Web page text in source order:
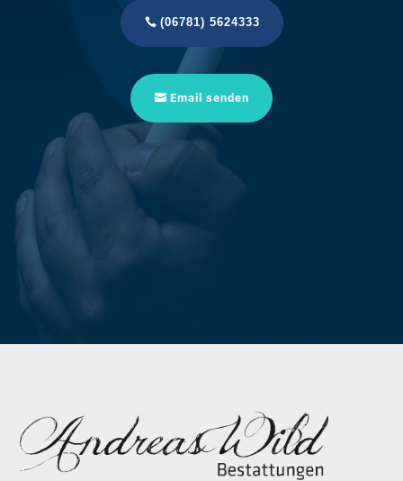
(06781) 5624333
Email senden